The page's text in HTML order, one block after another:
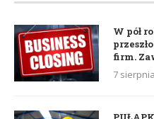
W pół
firm.
7